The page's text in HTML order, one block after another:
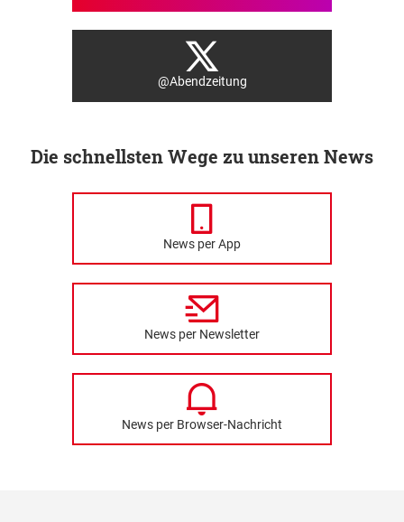
@Abendzeitung
Die schnellsten Wege zu unseren News
News per App
News per Newsletter
News per Browser-Nachricht